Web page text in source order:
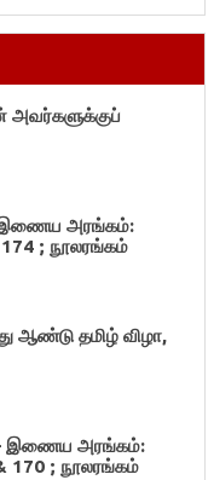
அவர்களுக்குப்
இணைய அரங்கம்:
; நூலரங்கம்
ஆண்டு தமிழ் விழா,
– இணைய அரங்கம்:
170 ; நூலரங்கம்